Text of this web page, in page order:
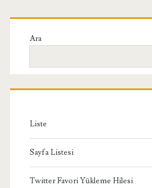
Birincil
Yan
Menü
Ara
Liste
Sayfa Listesi
Twitter Favori Yükleme Hilesi